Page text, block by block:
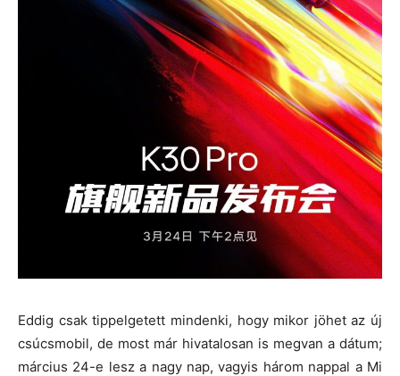
Eddig csak tippelgetett mindenki, hogy mikor jöhet az új
csúcsmobil, de most már hivatalosan is megvan a dátum;
március 24-e lesz a nagy nap, vagyis három nappal a Mi